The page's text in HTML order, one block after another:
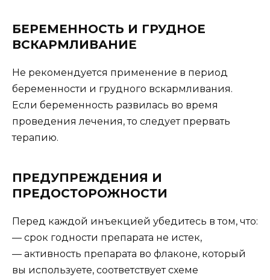
БЕРЕМЕННОСТЬ И ГРУДНОЕ
ВСКАРМЛИВАНИЕ
Не рекомендуется применение в период
беременности и грудного вскармливания.
Если беременность развилась во время
проведения лечения, то следует прервать
терапию.
ПРЕДУПРЕЖДЕНИЯ И
ПРЕДОСТОРОЖНОСТИ
Перед каждой инъекцией убедитесь в том, что:
— срок годности препарата не истек,
— активность препарата во флаконе, который
вы используете, соответствует схеме